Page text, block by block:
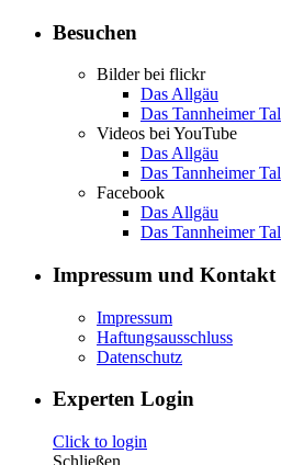
Besuchen
Bilder bei flickr
Das Allgäu
Das Tannheimer Tal
Videos bei YouTube
Das Allgäu
Das Tannheimer Tal
Facebook
Das Allgäu
Das Tannheimer Tal
Impressum und Kontakt
Impressum
Haftungsausschluss
Datenschutz
Experten Login
Click to login